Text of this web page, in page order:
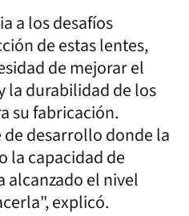
a los desafíos
de estas lentes,
de mejorar el
la durabilidad de los
su fabricación.
de desarrollo donde la
la capacidad de
alcanzado el nivel
explicó.